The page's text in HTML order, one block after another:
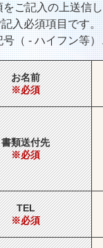
をご記入の上送信
入必須項目です。
号（ - ハイフン等
お名前
※必須
書類送付先
※必須
TEL
※必須